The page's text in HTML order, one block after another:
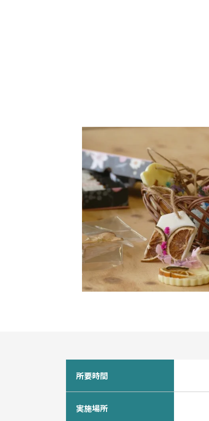
所要時間
実施場所